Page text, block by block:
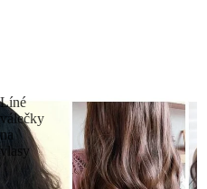
Líné
válečky
na
vlasy